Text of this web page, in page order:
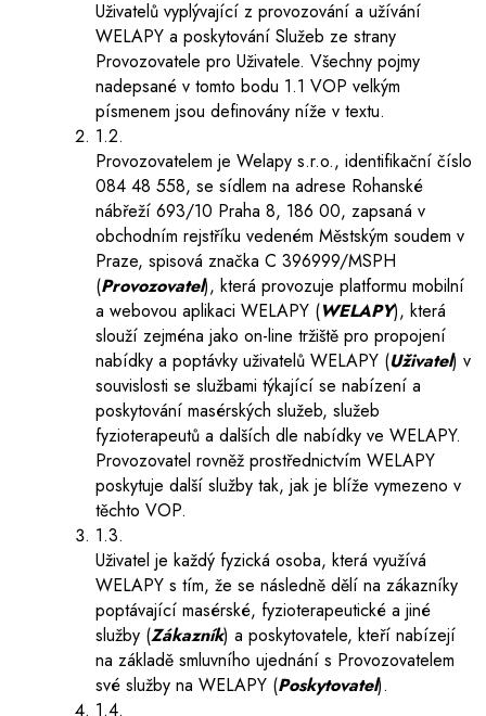
Uživatelů vyplývající z provozování a užívání
WELAPY a poskytování Služeb ze strany
Provozovatele pro Uživatele. Všechny pojmy
nadepsané v tomto bodu 1.1 VOP velkým
písmenem jsou definovány níže v textu.
1.2.
Provozovatelem je Welapy s.r.o., identifikační číslo
084 48 558, se sídlem na adrese Rohanské
nábřeží 693/10 Praha 8, 186 00, zapsaná v
obchodním rejstříku vedeném Městským soudem v
Praze, spisová značka C 396999/MSPH
(Provozovatel), která provozuje platformu mobilní
a webovou aplikaci WELAPY (WELAPY), která
slouží zejména jako on-line tržiště pro propojení
nabídky a poptávky uživatelů WELAPY (Uživatel) v
souvislosti se službami týkající se nabízení a
poskytování masérských služeb, služeb
fyzioterapeutů a dalších dle nabídky ve WELAPY.
Provozovatel rovněž prostřednictvím WELAPY
poskytuje další služby tak, jak je blíže vymezeno v
těchto VOP.
1.3.
Uživatel je každý fyzická osoba, která využívá
WELAPY s tím, že se následně dělí na zákazníky
poptávající masérské, fyzioterapeutické a jiné
služby (Zákazník) a poskytovatele, kteří nabízejí
na základě smluvního ujednání s Provozovatelem
své služby na WELAPY (Poskytovatel).
1.4.